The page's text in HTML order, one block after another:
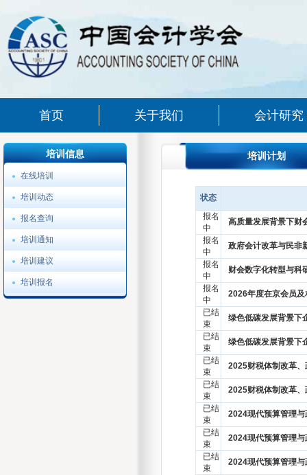
首页 关于我们 会计研究
培训信息
在线培训
培训动态
报名查询
培训通知
培训建议
培训报名
培训计划
状态
报名
中
高质量发展背景下财
报名
中
政府会计改革与民非
报名
中
财会数字化转型与科
报名
中
2026年度在京会员
已结
束
绿色低碳发展背景下
已结
束
绿色低碳发展背景下
已结
束
2025财税体制改革
已结
束
2025财税体制改革
已结
束
2024现代预算管理
已结
束
2024现代预算管理
已结
束
2024现代预算管理